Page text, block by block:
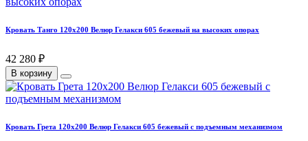
Кровать Танго 120х200 Велюр Гелакси 605 бежевый на высоких опорах
42 280 ₽
В корзину
Кровать Грета 120х200 Велюр Гелакси 605 бежевый с подъемным механизмом